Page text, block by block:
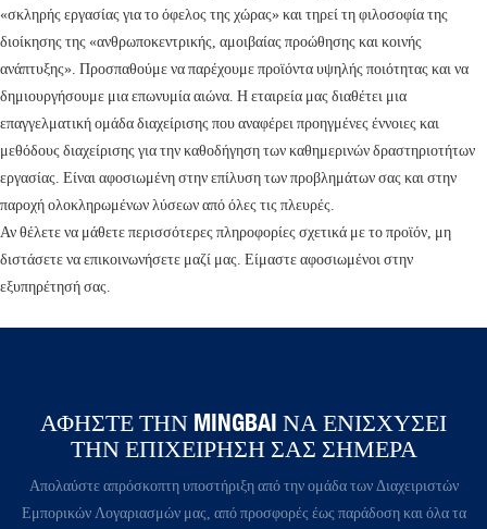
«σκληρής εργασίας για το όφελος της χώρας» και τηρεί τη φιλοσοφία της
διοίκησης της «ανθρωποκεντρικής, αμοιβαίας προώθησης και κοινής
ανάπτυξης». Προσπαθούμε να παρέχουμε προϊόντα υψηλής ποιότητας και να
δημιουργήσουμε μια επωνυμία αιώνα. Η εταιρεία μας διαθέτει μια
επαγγελματική ομάδα διαχείρισης που αναφέρει προηγμένες έννοιες και
μεθόδους διαχείρισης για την καθοδήγηση των καθημερινών δραστηριοτήτων
εργασίας. Είναι αφοσιωμένη στην επίλυση των προβλημάτων σας και στην
παροχή ολοκληρωμένων λύσεων από όλες τις πλευρές.
Αν θέλετε να μάθετε περισσότερες πληροφορίες σχετικά με το προϊόν, μη
διστάσετε να επικοινωνήσετε μαζί μας. Είμαστε αφοσιωμένοι στην
εξυπηρέτησή σας.
ΑΦΉΣΤΕ ΤΗΝ MINGBAI ΝΑ ΕΝΙΣΧΎΣΕΙ
ΤΗΝ ΕΠΙΧΕΊΡΗΣΉ ΣΑΣ ΣΉΜΕΡΑ​​​​​​​​
Απολαύστε απρόσκοπτη υποστήριξη από την ομάδα των Διαχειριστών
Εμπορικών Λογαριασμών μας, από προσφορές έως παράδοση και όλα τα